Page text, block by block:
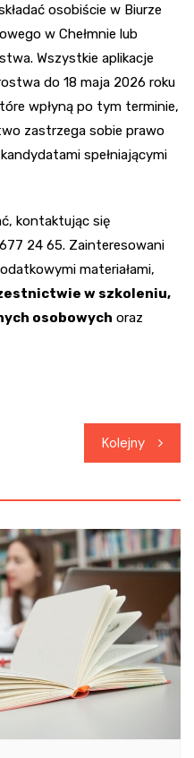
osobiście w Biurze
w Chełmnie lub
Wszystkie aplikacje
do 18 maja 2026 roku
wpłyną po tym terminie,
zastrzega sobie prawo
spełniającymi
kontaktując się
24 65. Zainteresowani
materiałami,
w szkoleniu,
osobowych oraz
Kolejny